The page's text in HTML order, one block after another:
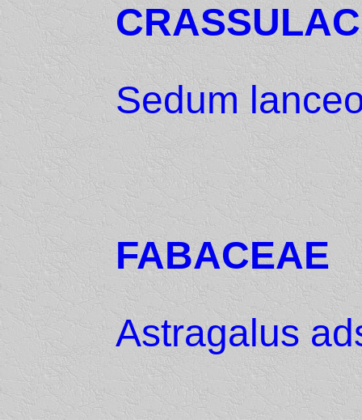
Sedum
FABACEAE
Astragalus